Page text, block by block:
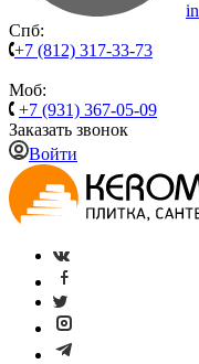
Спб:
+7 (812) 317-33-73
Моб:
+7 (931) 367-05-09
Заказать звонок
Войти